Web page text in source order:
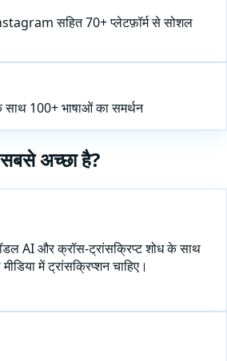
सहित 70+ प्लेटफ़ॉर्म से सोशल
साथ 100+ भाषाओं का समर्थन
अच्छा है?
AI और क्रॉस-ट्रांसक्रिप्ट शोध के साथ
में ट्रांसक्रिप्शन चाहिए।